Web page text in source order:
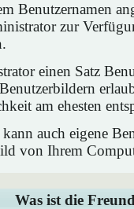
Benutzernamen
zur
einen Satz
am ehesten
auch eigene
von Ihrem
Was ist die